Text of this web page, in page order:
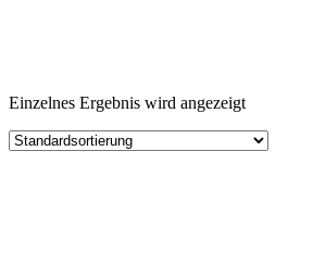
Einzelnes Ergebnis wird angezeigt